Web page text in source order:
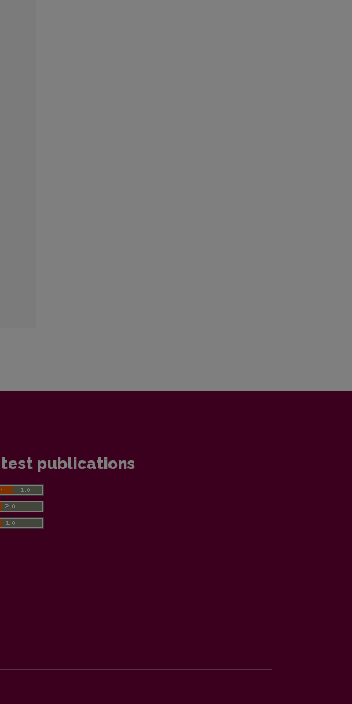
publications